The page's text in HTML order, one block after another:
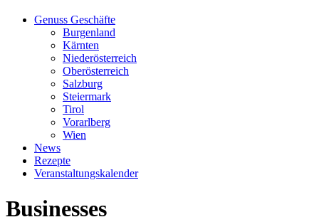
Genuss Geschäfte
Burgenland
Kärnten
Niederösterreich
Oberösterreich
Salzburg
Steiermark
Tirol
Vorarlberg
Wien
News
Rezepte
Veranstaltungskalender
Businesses